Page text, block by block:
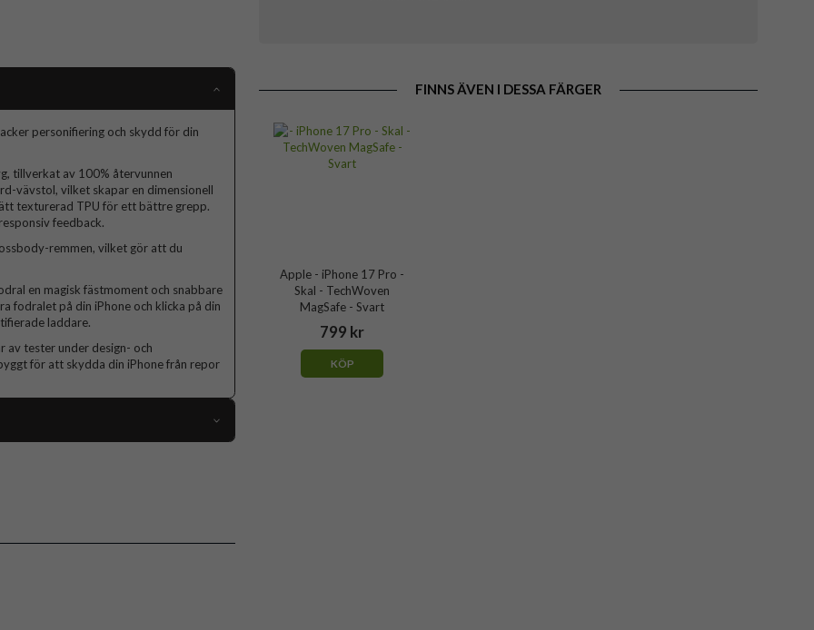
FINNS ÄVEN I DESSA FÄRGER
Apple - iPhone 17 Pro -
Skal - TechWoven
MagSafe - Svart
799 kr
KÖP
personifiering och skydd för din
tillverkat av 100% återvunnen
vävstol, vilket skapar en dimensionell
texturerad TPU för ett bättre grepp.
feedback.
remmen, vilket gör att du
en magisk fästmoment och snabbare
fodralet på din iPhone och klicka på din
laddare.
av tester under design- och
för att skydda din iPhone från repor
MagSafe-kompatibel